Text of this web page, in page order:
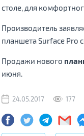
столе, для
Производитель
планшета Surface Pro
Продажи нового
июня.
24.05.2017 177